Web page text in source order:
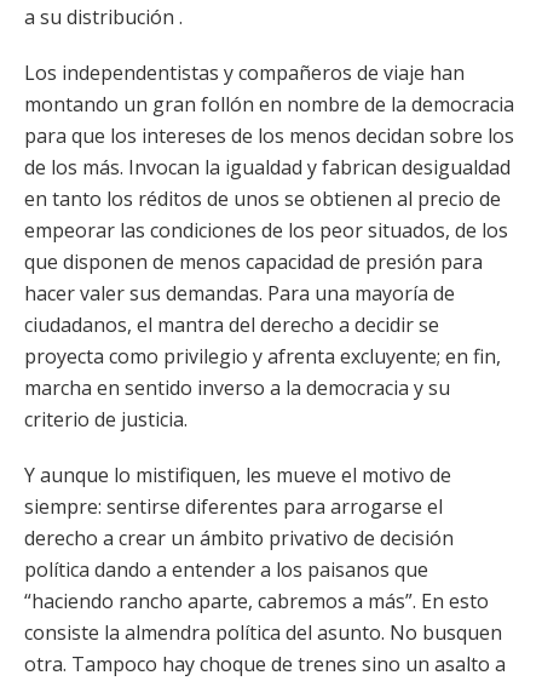
a su distribución .
Los independentistas y compañeros de viaje han
montando un gran follón en nombre de la democracia
para que los intereses de los menos decidan sobre los
de los más. Invocan la igualdad y fabrican desigualdad
en tanto los réditos de unos se obtienen al precio de
empeorar las condiciones de los peor situados, de los
que disponen de menos capacidad de presión para
hacer valer sus demandas. Para una mayoría de
ciudadanos, el mantra del derecho a decidir se
proyecta como privilegio y afrenta excluyente; en fin,
marcha en sentido inverso a la democracia y su
criterio de justicia.
Y aunque lo mistifiquen, les mueve el motivo de
siempre: sentirse diferentes para arrogarse el
derecho a crear un ámbito privativo de decisión
política dando a entender a los paisanos que
“haciendo rancho aparte, cabremos a más”. En esto
consiste la almendra política del asunto. No busquen
otra. Tampoco hay choque de trenes sino un asalto a